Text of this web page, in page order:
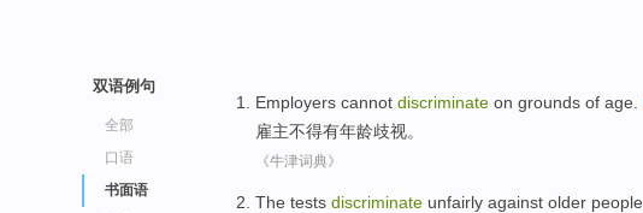
双语例句
全部
口语
书面语
Employers cannot discriminate on grounds of age
雇主不得有年龄歧视。
《牛津词典》
The tests discriminate unfairly against older people